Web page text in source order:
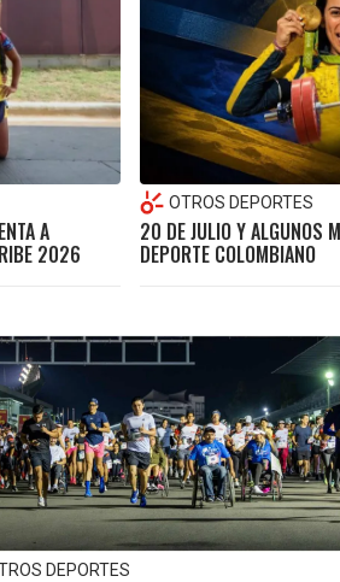
A
2026
OTROS DEPORTES
20 DE JULIO Y ALGUNOS
DEPORTE COLOMBIANO
DEPORTES